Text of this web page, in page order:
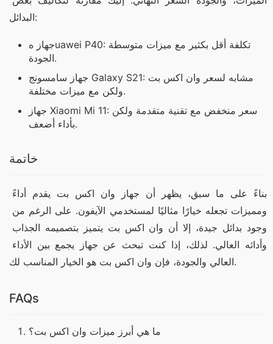
البدائل:
جهاز هuawei P40: تكلفة أقل بكثير مع ميزات متوسطة
الجودة.
جهاز سامسونج Galaxy S21: مشابه لسعر وان اكس بت
ولكن مع ميزات مختلفة.
جهاز Xiaomi Mi 11: سعر منخفض مع تقنية متقدمة ولكن
بأداء أضعف.
خاتمة
العالي والجودة، فإن وان اكس بت هو الخيار المناسب لك.
FAQs
ما هي أبرز ميزات وان اكس بت؟